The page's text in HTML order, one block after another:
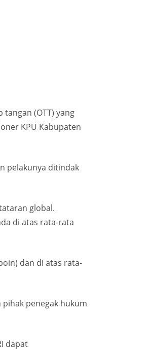
(OTT) yang
KPU Kabupaten
pelakunya ditindak
global.
di atas rata-rata
dan di atas rata-
penegak hukum
dapat